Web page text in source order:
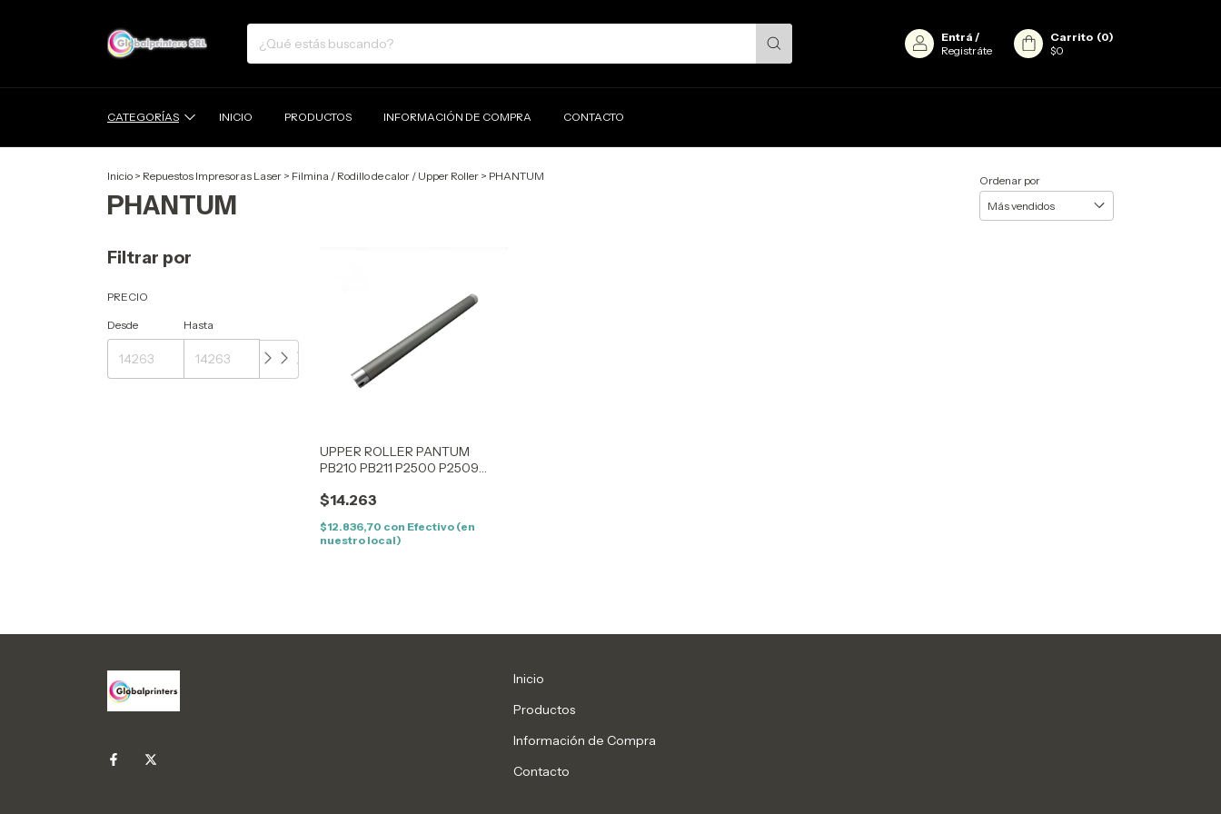
Entrá /
Registráte
Carrito (0)
$0
CATEGORÍAS INICIO PRODUCTOS INFORMACIÓN DE COMPRA CONTACTO
Inicio > Repuestos Impresoras Laser > Filmina / Rodillo de calor / Upper Roller > PHANTUM
PHANTUM
Ordenar por
Filtrar por
PRECIO
Desde Hasta
UPPER ROLLER PANTUM
PB210 PB211 P2500 P2509
$14.263
$12.836,70 con Efectivo (en
nuestro local)
Inicio
Productos
Información de Compra
Contacto